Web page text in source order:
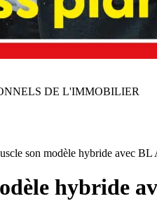
DE L'IMMOBILIER
son modèle hybride avec BL
hybride